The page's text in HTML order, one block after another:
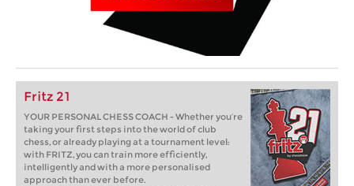
Fritz 21
YOUR PERSONAL CHESS COACH - Whether you’re
taking your first steps into the world of club
chess, or already playing at a tournament level:
with FRITZ, you can train more efficiently,
intelligently and with a more personalised
approach than ever before.